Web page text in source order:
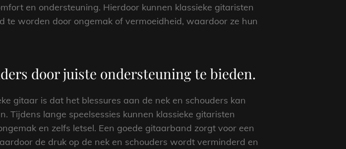
en ondersteuning. Hierdoor kunnen klassieke gitaristen
te worden door ongemak of vermoeidheid, waardoor ze hun
door juiste ondersteuning te bieden.
gitaar is dat het blessures aan de nek en schouders kan
Tijdens lange speelsessies kunnen klassieke gitaristen
en zelfs letsel. Een goede gitaarband zorgt voor een
de druk op de nek en schouders wordt verminderd en